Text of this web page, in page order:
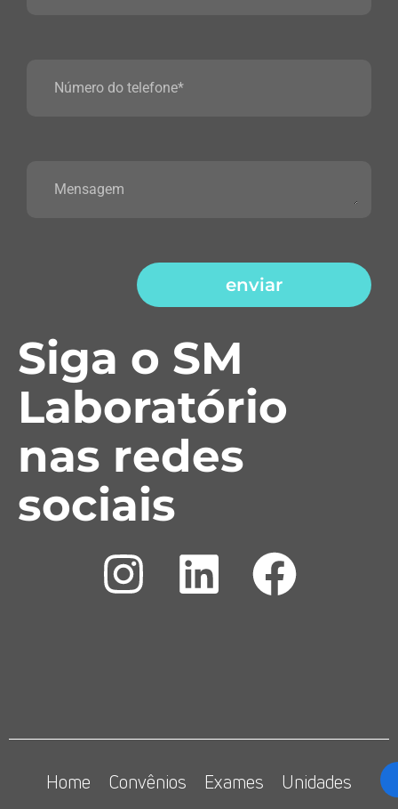
enviar
Siga o SM
Laboratório
nas redes
sociais
Home Convênios Exames
Unidades